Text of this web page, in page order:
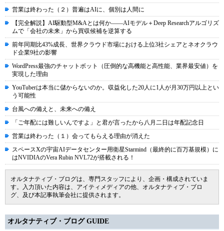
営業は終わった（２）普遍はAIに、個別は人間に
【完全解説】AI駆動型M&Aとは何か――AIモデル＋Deep Researchアルゴリズ
ムで「会社の未来」から買収候補を逆算する
前年同期比43%成長、世界クラウド市場における上位3社シェアとネオクラウ
ド企業9社の影響
WordPress最強のチャットボット（圧倒的な高機能と高性能、業界最安値）を
実現した理由
YouTuberは本当に儲からないのか。収益化した20人に1人が月30万円以上とい
う可能性
台風への備えと、未来への備え
「ご年配には難しいんですよ」と君が言ったから八月二日は年配記念日
営業は終わった（１）会ってもらえる理由が消えた
スペースXの宇宙AIデータセンター用衛星Starmind（最終的に百万基規模）に
はNVIDIAのVera Rubin NVL72が搭載される！
オルタナティブ・ブログは、専門スタッフにより、企画・構成されていま
す。入力頂いた内容は、アイティメディアの他、オルタナティブ・ブロ
グ、及び本記事執筆会社に提供されます。
オルタナティブ・ブログ GUIDE